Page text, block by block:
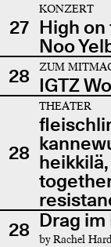
27
KONZERT
High on
Noo
28
ZUM
IGTZ
28
THEATER
28 Drag im
by Rachel